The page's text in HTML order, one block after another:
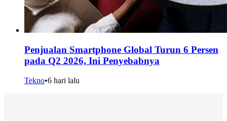
Penjualan Smartphone Global Turun 6 Persen
pada Q2 2026, Ini Penyebabnya
Tekno•6 hari lalu